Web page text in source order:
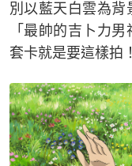
別以藍天白雲為背
「最帥的吉卜力
套卡就是要這樣拍